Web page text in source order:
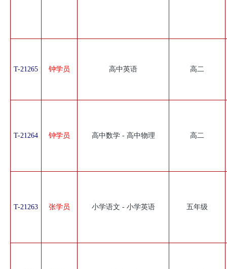
T-21265 钟学员 高中英语 高二
T-21264 钟学员 高中数学 - 高中物理 高二
T-21263 张学员 小学语文 - 小学英语 五年级